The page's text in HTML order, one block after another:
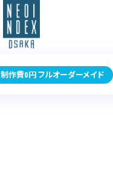
制作費0円 フルオーダーメイド